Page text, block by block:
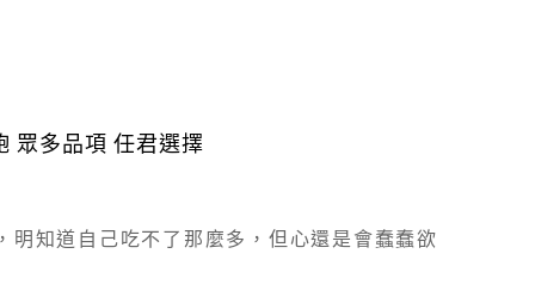
眾多品項 任君選擇
知道自己吃不了那麼多，但心還是會蠢蠢欲